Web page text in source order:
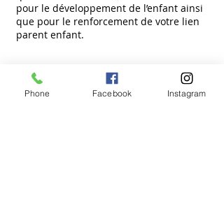
pour le développement de l’enfant ainsi
que pour le renforcement de votre lien
parent enfant.
Suivez nous sur les réseaux sociaux
Phone Facebook Instagram